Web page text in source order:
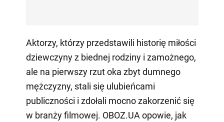
Aktorzy, którzy przedstawili historię miłości
dziewczyny z biednej rodziny i zamożnego,
ale na pierwszy rzut oka zbyt dumnego
mężczyzny, stali się ulubieńcami
publiczności i zdołali mocno zakorzenić się
w branży filmowej. OBOZ.UA opowie, jak